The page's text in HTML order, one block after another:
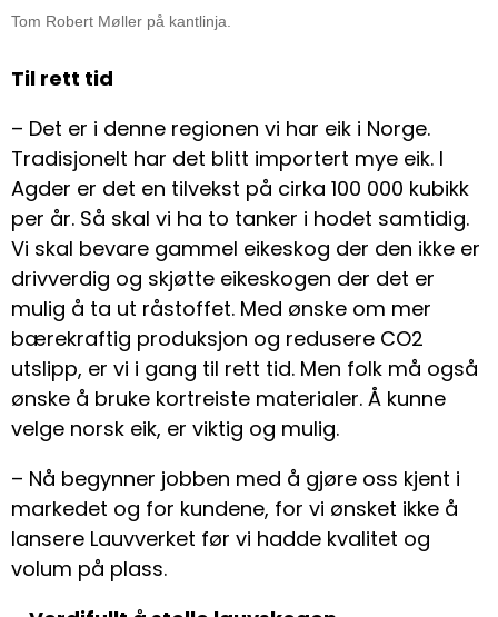
Tom Robert Møller på kantlinja.
Til rett tid
– Det er i denne regionen vi har eik i Norge.
Tradisjonelt har det blitt importert mye eik. I
Agder er det en tilvekst på cirka 100 000 kubikk
per år. Så skal vi ha to tanker i hodet samtidig.
Vi skal bevare gammel eikeskog der den ikke er
drivverdig og skjøtte eikeskogen der det er
mulig å ta ut råstoffet. Med ønske om mer
bærekraftig produksjon og redusere CO2
utslipp, er vi i gang til rett tid. Men folk må også
ønske å bruke kortreiste materialer. Å kunne
velge norsk eik, er viktig og mulig.
– Nå begynner jobben med å gjøre oss kjent i
markedet og for kundene, for vi ønsket ikke å
lansere Lauvverket før vi hadde kvalitet og
volum på plass.